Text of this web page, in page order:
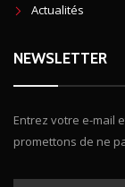
Actualités
NEWSLETTER
Entrez votre e-mail
promettons de ne